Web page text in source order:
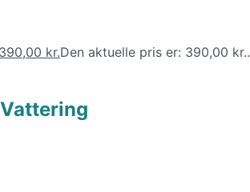
390,00 kr.Den aktuelle pris er: 390,00 kr..